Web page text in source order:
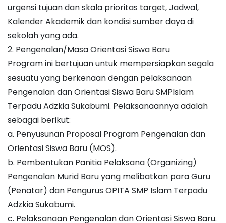
urgensi tujuan dan skala prioritas target, Jadwal,
Kalender Akademik dan kondisi sumber daya di
sekolah yang ada.
2. Pengenalan/Masa Orientasi Siswa Baru
Program ini bertujuan untuk mempersiapkan segala
sesuatu yang berkenaan dengan pelaksanaan
Pengenalan dan Orientasi Siswa Baru SMPIslam
Terpadu Adzkia Sukabumi. Pelaksanaannya adalah
sebagai berikut:
a. Penyusunan Proposal Program Pengenalan dan
Orientasi Siswa Baru (MOS).
b. Pembentukan Panitia Pelaksana (Organizing)
Pengenalan Murid Baru yang melibatkan para Guru
(Penatar) dan Pengurus OPITA SMP Islam Terpadu
Adzkia Sukabumi.
c. Pelaksanaan Pengenalan dan Orientasi Siswa Baru.